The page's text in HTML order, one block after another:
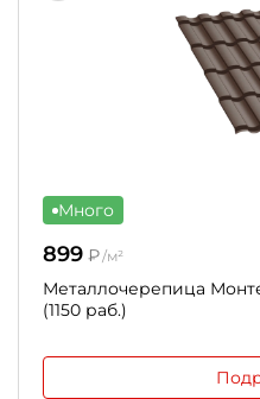
Много
899 ₽/м²
Металлочерепица
(1150 раб.)